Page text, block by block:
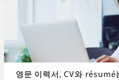
영문 이력서, CV와 résumé